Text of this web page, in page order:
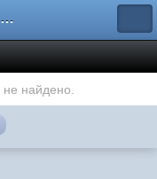
Форум владельцев интернет-магазинов
найдено.